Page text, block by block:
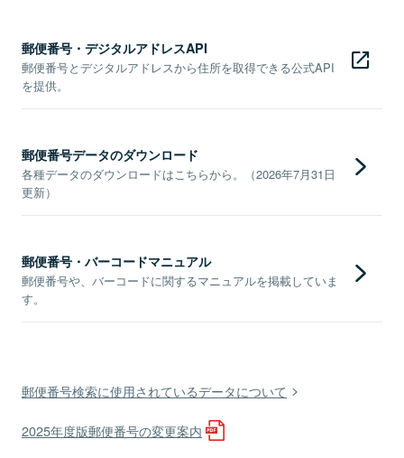
郵便番号・デジタルアドレスAPI
郵便番号とデジタルアドレスから住所を取得できる公式API
を提供。
郵便番号データのダウンロード
各種データのダウンロードはこちらから。（2026年7月31日
更新）
郵便番号・バーコードマニュアル
郵便番号や、バーコードに関するマニュアルを掲載していま
す。
郵便番号検索に使用されているデータについて
2025年度版郵便番号の変更案内